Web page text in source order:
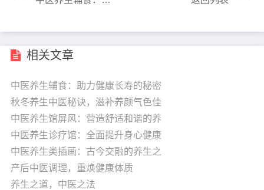
武器
相关文章
中医养生辅食：助力健康长寿的秘密
秋冬养生中医秘诀，滋补养颜气色佳
中医养生馆屏风：营造舒适和谐的养
中医养生诊疗馆：全面提升身心健康
中医养生类插画：古今交融的养生之
产后中医调理，重焕健康体质
养生之道，中医之法